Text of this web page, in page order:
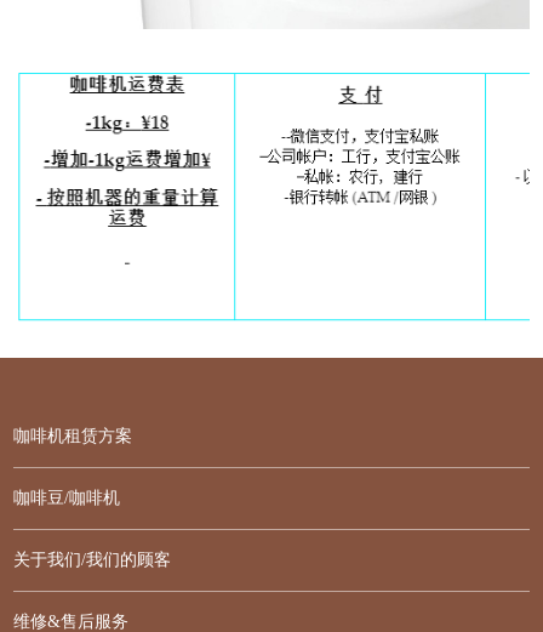
咖啡机租赁方案
咖啡豆/咖啡机
关于我们/我们的顾客
维修&售后服务